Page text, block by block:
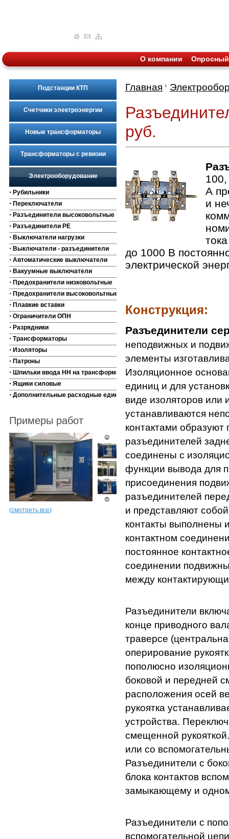
О компании
Подстанции КТП
Счетчики электроэнергии
Новые трансформаторы
Трансформаторы с ревизии
Электрооборудование
⋅ Рубильники
⋅ Переключатели
⋅ Разъединители высоковольтные
⋅ Разъединители РЕ
⋅ Выключатели нагрузки
⋅ Выключатели - разъединители
⋅ Автоматические выключатели
⋅ Вакуумные выключатели
⋅ Предохранители низковольтные
⋅ Предохранители высоковольтные
⋅ Плавкие вставки
⋅ Ограничители ОПН
⋅ Разрядники
⋅ Трансформаторы
⋅ Изоляторы
⋅ Патроны
⋅ Шпильки ввода НН на трансформаторы
⋅ Ящики силовые
⋅ Дополнительные расходные единицы
Примеры работ
(смотреть все)
Главная
руб.
А
и
до 1000 В
электрической
Конструкция:
Разъединители
неподвижных и
элементы
Изоляционное
единиц и для
виде изоляторов или
устанавливаются
контактами
разъединителей
соединены с
функции вывода для
присоединения
разъединителей
и представляют
контакты выполнены
контактном
постоянное
соединении
между
Разъединители
конце приводного
траверсе
оперирование
пополюсно
боковой и передней
расположения осей
рукоятка
устройства.
смещенной
или со
Разъединители с
блока контактов
замыкающему и
Разъединители с
вспомогательной